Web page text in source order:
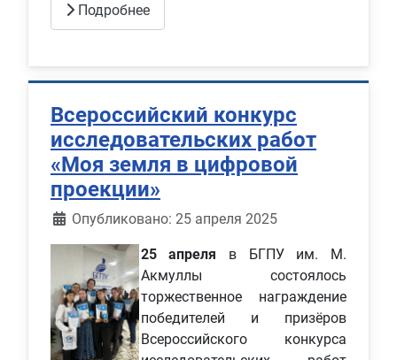
Подробнее
Всероссийский конкурс
исследовательских работ
«Моя земля в цифровой
проекции»
Информация о материале
Опубликовано: 25 апреля 2025
25 апреля в БГПУ им. М.
Акмуллы состоялось
торжественное награждение
победителей и призёров
Всероссийского конкурса